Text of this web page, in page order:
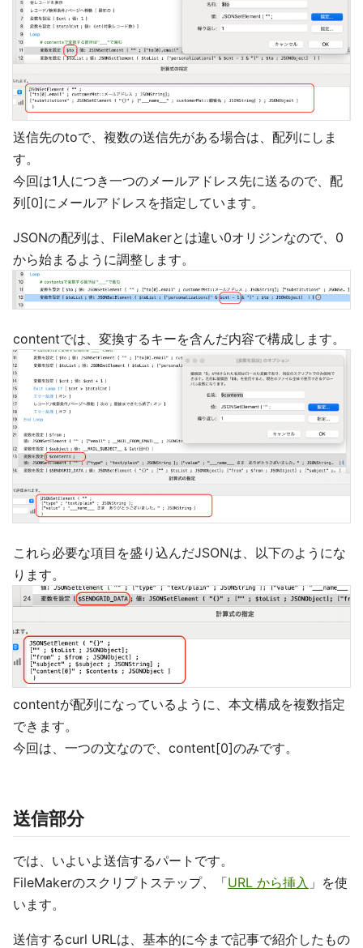
送信先のtoで、複数の送信先がある場合は、配列にしま
す。
今回は1人につき一つのメールアドレス先に送るので、配
列[0]にメールアドレスを指定しています。
JSONの配列は、FileMakerとは違い0オリジンなので、0
から始まるように調整します。
contentでは、変換するキーを含んだ内容で構成します。
これら必要な項目を盛り込んだJSONは、以下のようにな
ります。
contentが配列になっているように、本文構成を複数指定
できます。
今回は、一つの文なので、content[0]のみです。
送信部分
では、いよいよ送信するパートです。
FileMakerのスクリプトステップ、「URL から挿入 」を使
います。
送信するcurl URLは、基本的に今まで記事で紹介したもの